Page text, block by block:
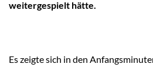
weitergespielt hätte.
Es zeigte sich in den